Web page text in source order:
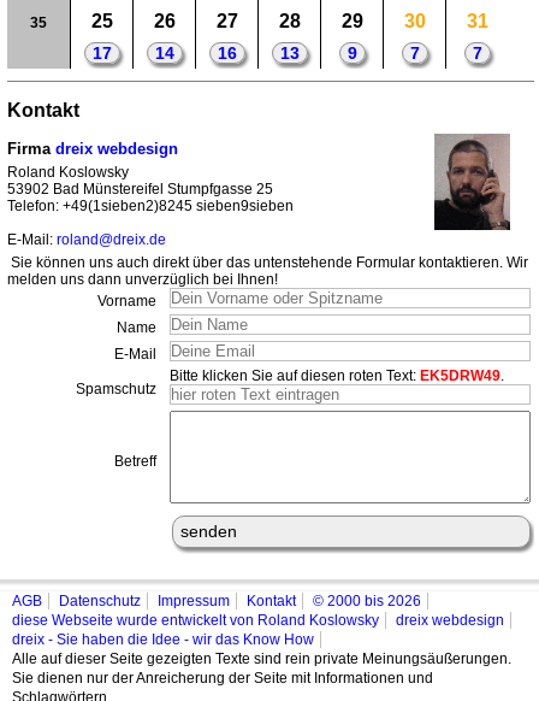
35 25
17
26
14
27
16
28
13
29
9
30
7
31
7
Kontakt
Firma dreix webdesign
Roland Koslowsky
53902 Bad Münstereifel Stumpfgasse 25
Telefon: +49(1sieben2)8245 sieben9sieben
E-Mail: roland@dreix.de
Sie können uns auch direkt über das untenstehende Formular kontaktieren. Wir
melden uns dann unverzüglich bei Ihnen!
Vorname
Name
E-Mail
Spamschutz
Bitte klicken Sie auf diesen roten Text: EK5DRW49.
Betreff
AGB Datenschutz Impressum Kontakt
© 2000 bis 2026
diese Webseite wurde entwickelt von Roland Koslowsky
dreix webdesign
dreix - Sie haben die Idee - wir das Know How
Alle auf dieser Seite gezeigten Texte sind rein private Meinungsäußerungen.
Sie dienen nur der Anreicherung der Seite mit Informationen und